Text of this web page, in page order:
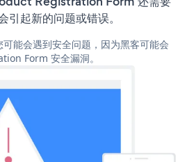
起新的问题或错误。
能会遇到安全问题，因为黑客可能会
Form 安全漏洞。